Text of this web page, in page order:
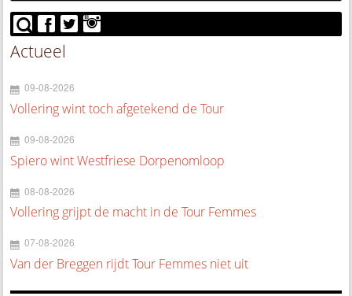
Actueel
09-08-2026
Vollering wint toch afgetekend de Tour
09-08-2026
Spiero wint Westfriese Dorpenomloop
08-08-2026
Vollering grijpt de macht in de Tour Femmes
07-08-2026
Van der Breggen rijdt Tour Femmes niet uit